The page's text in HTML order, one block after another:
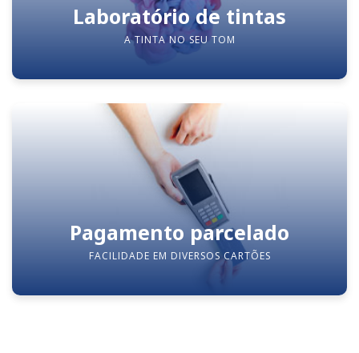
Laboratório de tintas
A TINTA NO SEU TOM
Pagamento parcelado
FACILIDADE EM DIVERSOS CARTÕES